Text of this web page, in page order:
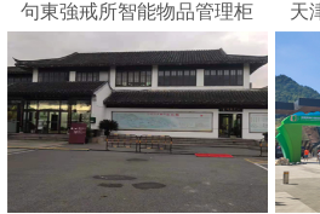
句東強戒所智能物品管理柜
天